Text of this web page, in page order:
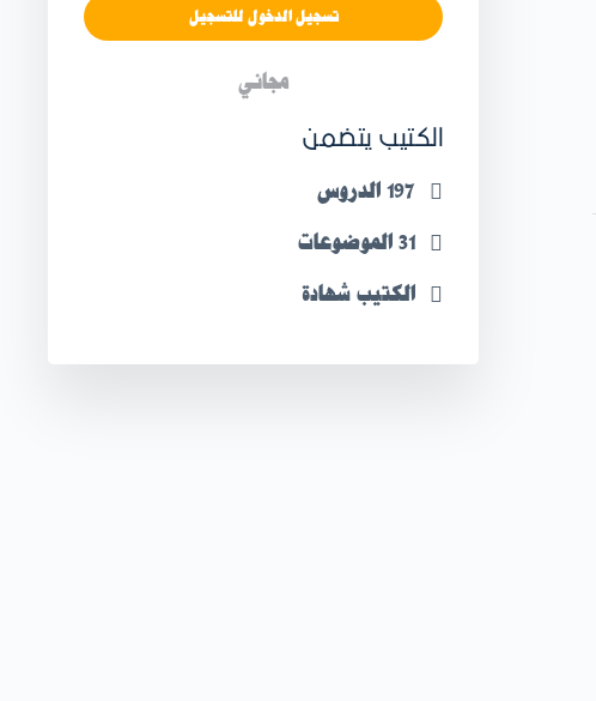
تسجيل الدخول للتسجيل
مجاني
الكتيب يتضمن
197 الدروس
31 الموضوعات
الكتيب شهادة